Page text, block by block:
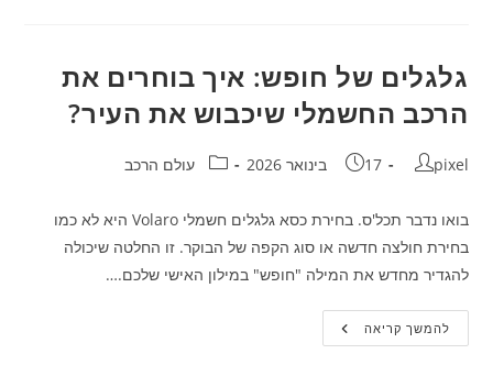
קליל
(גם
6
פגישות
גלגלים של חופש: איך בוחרים את
הרכב החשמלי שיכבוש את העיר?
מחבר:
pixel פורסם:
17 בינואר 2026 קטגוריה:עולם הרכב
בואו נדבר תכל'ס. בחירת כסא גלגלים חשמלי Volaro היא לא כמו
בחירת חולצה חדשה או סוג הקפה של הבוקר. זו החלטה שיכולה
להגדיר מחדש את המילה "חופש" במילון האישי שלכם.…
להמשך קריאהגלגלים
של